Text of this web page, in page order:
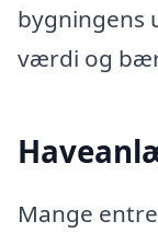
bygningens
værdi og
Mange